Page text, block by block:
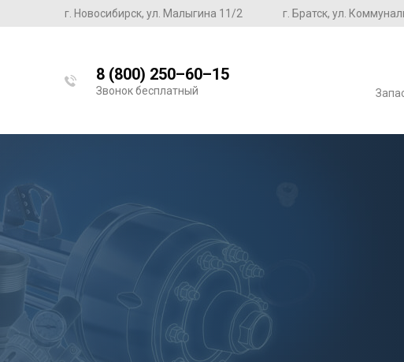
г. Новосибирск, ул. Малыгина 11/2 г. Братск, ул.
8 (800) 250–60–15
Звонок бесплатный